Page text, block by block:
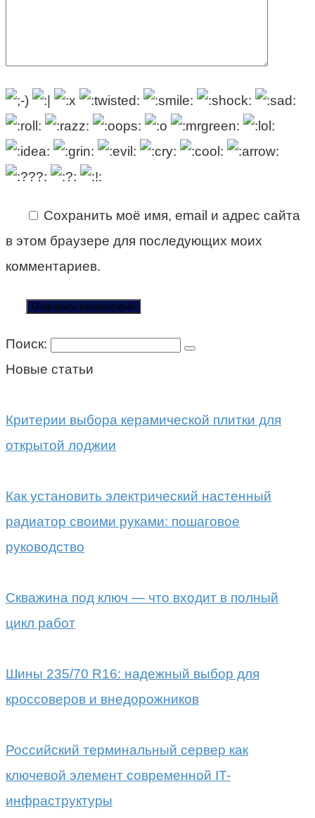
Сохранить моё имя, email и адрес сайта
в этом браузере для последующих моих
комментариев.
Поиск:
Новые статьи
Критерии выбора керамической плитки для
открытой лоджии
Как установить электрический настенный
радиатор своими руками: пошаговое
руководство
Скважина под ключ — что входит в полный
цикл работ
Шины 235/70 R16: надежный выбор для
кроссоверов и внедорожников
Российский терминальный сервер как
ключевой элемент современной IT-
инфраструктуры